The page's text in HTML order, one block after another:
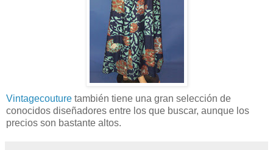
Vintagecouture también tiene una gran selección de
conocidos diseñadores entre los que buscar, aunque los
precios son bastante altos.